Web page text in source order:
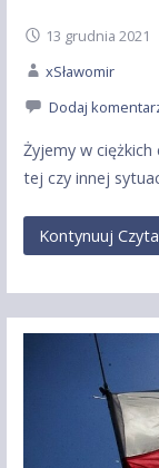
13 grudnia 2021
xSławomir
Dodaj
Żyjemy w ciężkich
tej czy innej
Kontynuuj